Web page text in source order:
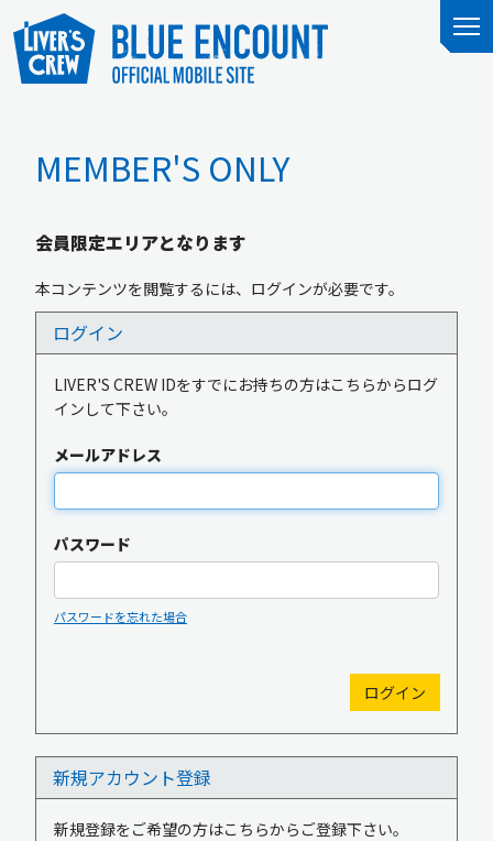
MEMBER'S ONLY
会員限定エリアとなります
本コンテンツを閲覧するには、ログインが必要です。
ログイン
LIVER'S CREW IDをすでにお持ちの方はこちらからログ
インして下さい。
メールアドレス
パスワード
パスワードを忘れた場合
新規アカウント登録
新規登録をご希望の方はこちらからご登録下さい。